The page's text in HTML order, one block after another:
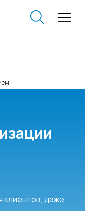
клиентов, даже